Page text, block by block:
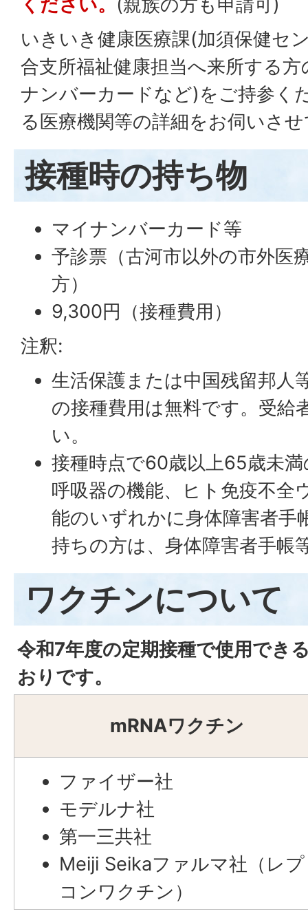
いきいき健康医療課(加須保健セ
合支所福祉健康担当へ来所する
ナンバーカードなど)をご持参く
る医療機関等の詳細をお伺いさ
接種時の持ち物
マイナンバーカード等
予診票（古河市以外の市外医
方）
9,300円（接種費用）
注釈:
生活保護または中国残留邦人
の接種費用は無料です。受給
い。
接種時点で60歳以上65歳未
呼吸器の機能、ヒト免疫不全
能のいずれかに身体障害者手
持ちの方は、身体障害者手帳
ワクチンについて
令和7年度の定期接種で使用でき
おりです。
mRNAワクチン
ファイザー社
モデルナ社
第一三共社
Meiji Seikaファルマ社（レ
コンワクチン）